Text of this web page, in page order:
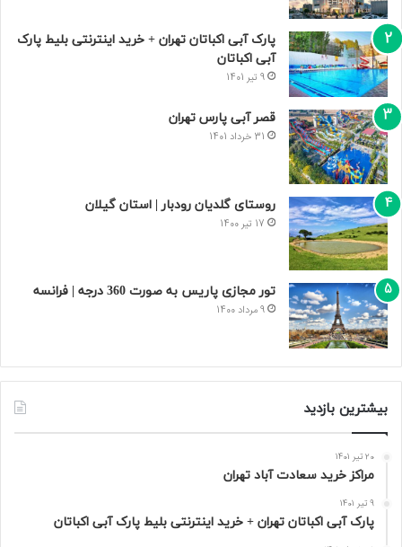
پارک آبی اکباتان تهران + خرید اینترنتی بلیط پارک
آبی اکباتان
9 تیر 1401
قصر آبی پارس تهران
31 خرداد 1401
روستای گلدیان رودبار | استان گیلان
17 تیر 1400
تور مجازی پاریس به صورت 360 درجه | فرانسه
9 مرداد 1400
بیشترین بازدید
20 تیر 1401
مراکز خرید سعادت‌ آباد تهران
9 تیر 1401
پارک آبی اکباتان تهران + خرید اینترنتی بلیط پارک آبی اکباتان